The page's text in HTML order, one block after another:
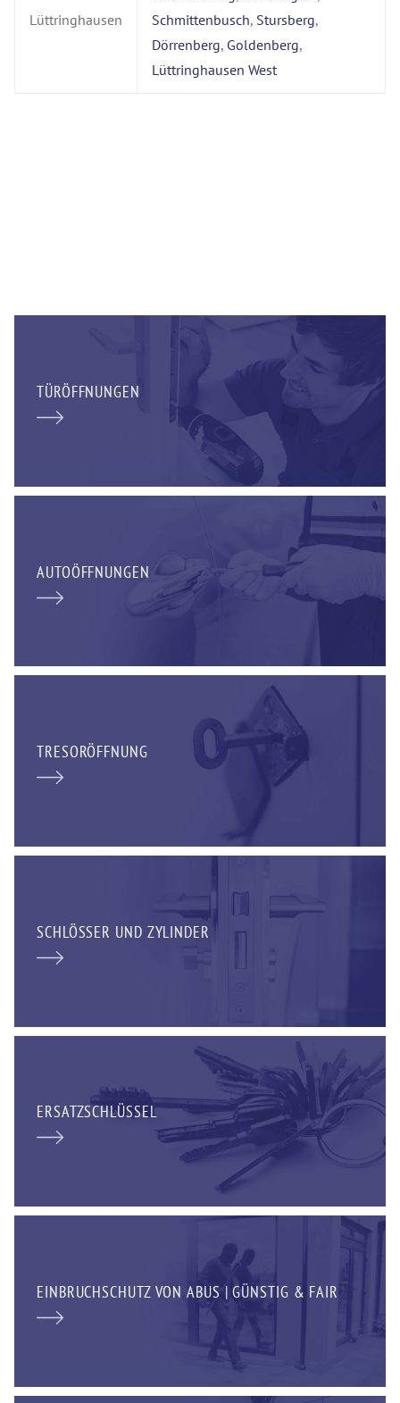
Lüttringhausen
Schmittenbusch, Stursberg,
Dörrenberg, Goldenberg,
Lüttringhausen West
TÜRÖFFNUNGEN
AUTOÖFFNUNGEN
TRESORÖFFNUNG
SCHLÖSSER UND ZYLINDER
ERSATZSCHLÜSSEL
EINBRUCHSCHUTZ VON ABUS | GÜNSTIG & FAIR